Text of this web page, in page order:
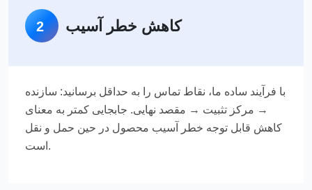
2 کاهش خطر آسیب
با فرآیند ساده ما، نقاط تماس را به حداقل برسانید: سازنده
→ مرکز تثبیت → مقصد نهایی. جابجایی کمتر به معنای
کاهش قابل توجه خطر آسیب محصول در حین حمل و نقل
است.